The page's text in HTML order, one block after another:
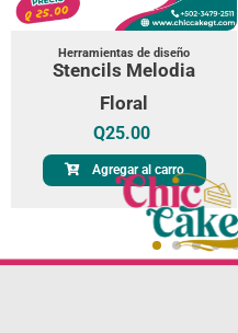
Herramientas de diseño
Stencils Melodia
Floral
Q25.00
Agregar al carro